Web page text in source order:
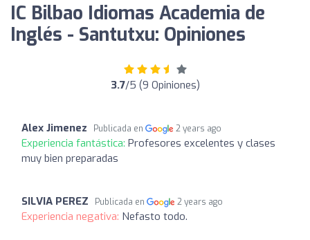
IC Bilbao Idiomas Academia de
Inglés - Santutxu: Opiniones
3.7/5 (9 Opiniones)
Alex Jimenez Publicada en 2 years ago
Experiencia fantástica: Profesores excelentes y clases
muy bien preparadas
SILVIA PEREZ Publicada en 2 years ago
Experiencia negativa: Nefasto todo.